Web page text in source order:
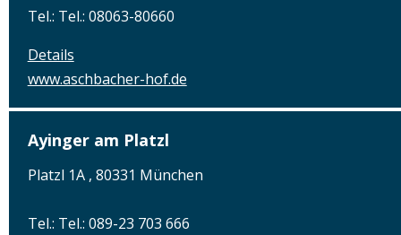
Tel.: Tel.: 08063-80660
Details
www.aschbacher-hof.de
Ayinger am Platzl
Platzl 1A , 80331 München
Tel.: Tel.: 089-23 703 666